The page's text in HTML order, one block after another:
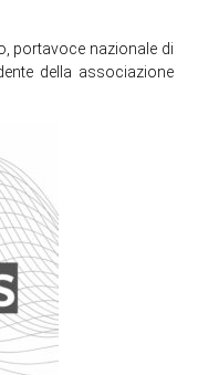
portavoce nazionale di
della associazione